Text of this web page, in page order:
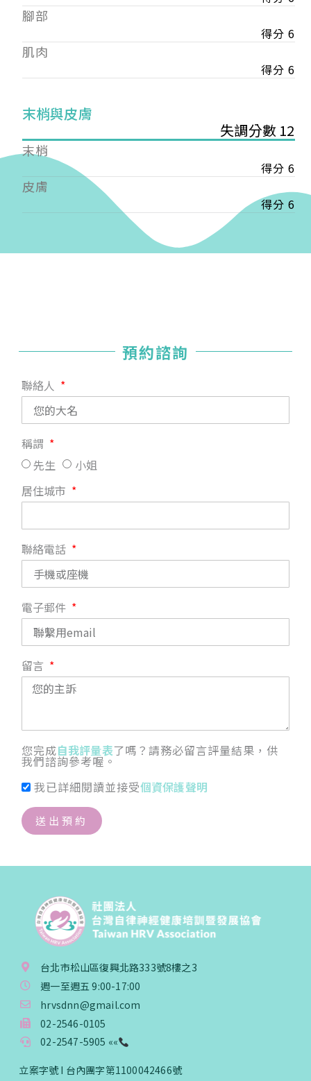
腳部
得分 6
肌肉
得分 6
末梢與皮膚
失調分數 12
末梢
得分 6
皮膚
得分 6
預約諮詢
聯絡人
稱謂
先生
小姐
居住城市
聯絡電話
電子郵件
留言
您完成自我評量表了嗎？請務必留言評量結果，供
我們諮詢參考喔。
我已詳細閱讀並接受個資保護聲明
送出預約
台北市松山區復興北路333號8樓之3
週一至週五 9:00-17:00
hrvsdnn@gmail.com
02-2546-0105
02-2547-5905 ««
立案字號 I 台內團字第1100042466號
——
【會費】
個人會員:
入會費新臺幣1200元，於會員入會時繳納；常年會
入會費新臺幣3000元，於會員入會時繳納；常年會
戶名: 社團法人台灣自律神經健康培訓暨發展協會
帳號: 003-03-501566-2
銀行: (013) 國泰世華 南京東路分行